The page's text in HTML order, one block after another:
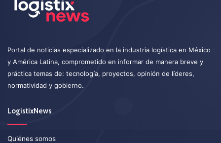
Portal de noticias especializado en la industria logística en México
y América Latina, comprometido en informar de manera breve y
práctica temas de: tecnología, proyectos, opinión de líderes,
normatividad y gobierno.
LogistixNews
Quiénes somos